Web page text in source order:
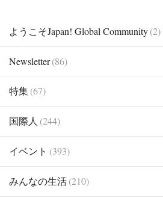
ようこそJapan! Global Community(2)
Newsletter(86)
特集(67)
国際人 (244)
イベント (393)
みんなの生活(210)